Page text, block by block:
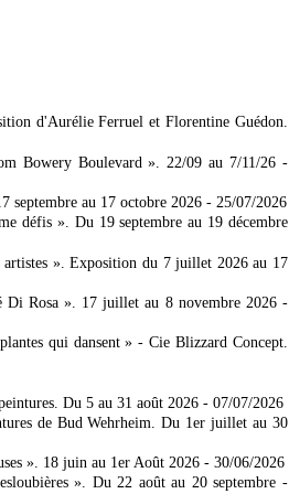
d'Aurélie Ferruel et Florentine Guédon.
Bowery Boulevard ». 22/09 au 7/11/26 -
septembre au 17 octobre 2026 - 25/07/2026
défis ». Du 19 septembre au 19 décembre
». Exposition du 7 juillet 2026 au 17
Di Rosa ». 17 juillet au 8 novembre 2026 -
qui dansent » - Cie Blizzard Concept.
Du 5 au 31 août 2026 - 07/07/2026
de Bud Wehrheim. Du 1er juillet au 30
». 18 juin au 1er Août 2026 - 30/06/2026
». Du 22 août au 20 septembre -